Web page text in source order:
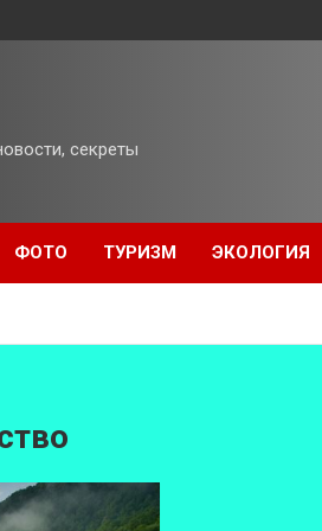
секреты
ФОТО ТУРИЗМ ЭКОЛОГИЯ